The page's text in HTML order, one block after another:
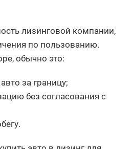
лизинговой компании,
по пользованию.
обычно это:
за границу;
без согласования с